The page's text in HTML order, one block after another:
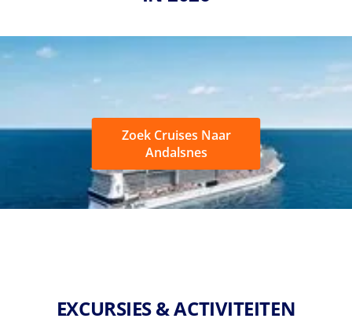
Zoek Cruises Naar
Andalsnes
EXCURSIES & ACTIVITEITEN